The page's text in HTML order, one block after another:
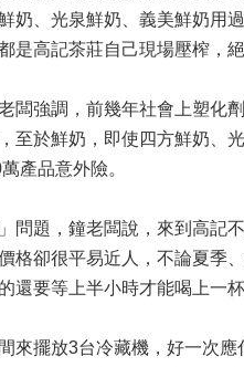
奶、光泉鮮奶、義美鮮奶用
是高記茶莊自己現場壓榨，絕
闆強調，前幾年社會上塑
至於鮮奶，即使四方鮮奶、
產品意外險。
問題，鐘老闆說，來到高記
格卻很平易近人，不論夏季
還要等上半小時才能喝上一
來擺放3台冷藏機，好一次